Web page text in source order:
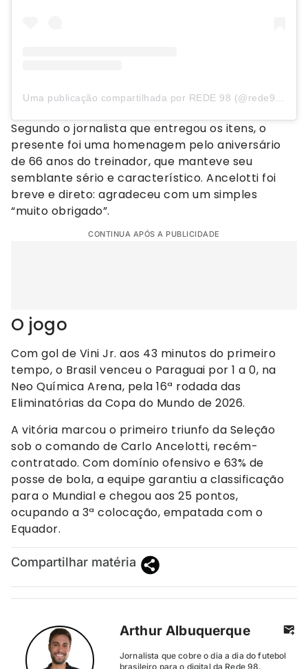
Segundo o jornalista que entregou os itens, o
presente foi uma homenagem pelo aniversário
de 66 anos do treinador, que manteve seu
semblante sério e característico. Ancelotti foi
breve e direto: agradeceu com um simples
“muito obrigado”.
CONTINUA APÓS A PUBLICIDADE
O jogo
Com gol de Vini Jr. aos 43 minutos do primeiro
tempo, o Brasil venceu o Paraguai por 1 a 0, na
Neo Química Arena, pela 16ª rodada das
Eliminatórias da Copa do Mundo de 2026.
A vitória marcou o primeiro triunfo da Seleção
sob o comando de Carlo Ancelotti, recém-
contratado. Com domínio ofensivo e 63% de
posse de bola, a equipe garantiu a classificação
para o Mundial e chegou aos 25 pontos,
ocupando a 3ª colocação, empatada com o
Equador.
Compartilhar matéria
Arthur Albuquerque
Jornalista que cobre o dia a dia do futebol
brasileiro para o digital da Rede 98.